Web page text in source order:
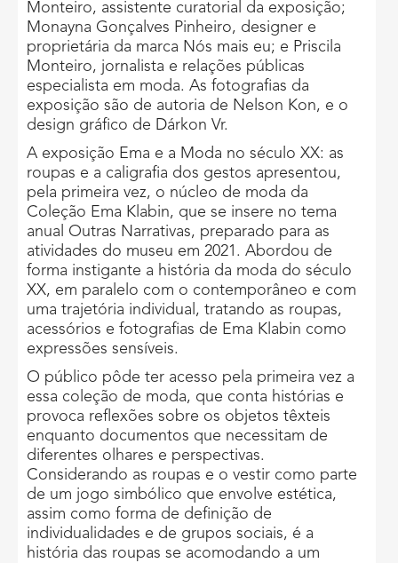
Monteiro, assistente curatorial da exposição;
Monayna Gonçalves Pinheiro, designer e
proprietária da marca Nós mais eu; e Priscila
Monteiro, jornalista e relações públicas
especialista em moda. As fotografias da
exposição são de autoria de Nelson Kon, e o
design gráfico de Dárkon Vr.
A exposição Ema e a Moda no século XX: as
roupas e a caligrafia dos gestos apresentou,
pela primeira vez, o núcleo de moda da
Coleção Ema Klabin, que se insere no tema
anual Outras Narrativas, preparado para as
atividades do museu em 2021. Abordou de
forma instigante a história da moda do século
XX, em paralelo com o contemporâneo e com
uma trajetória individual, tratando as roupas,
acessórios e fotografias de Ema Klabin como
expressões sensíveis.
O público pôde ter acesso pela primeira vez a
essa coleção de moda, que conta histórias e
provoca reflexões sobre os objetos têxteis
enquanto documentos que necessitam de
diferentes olhares e perspectivas.
Considerando as roupas e o vestir como parte
de um jogo simbólico que envolve estética,
assim como forma de definição de
individualidades e de grupos sociais, é a
história das roupas se acomodando a um